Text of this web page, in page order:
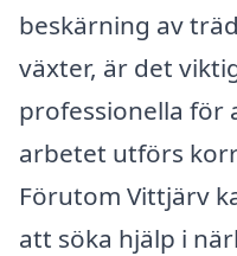
beskärning av
växter, är det
professionella för
arbetet utförs
Förutom Vittjärv
att söka hjälp i